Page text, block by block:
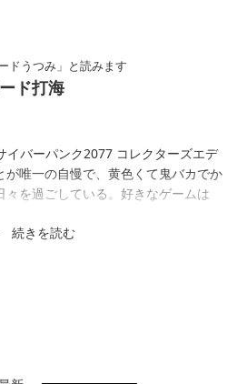
ドうつみ」と読みます
ド打海
バーパンク2077 コレクターズエデ
が唯一の自慢で、黄色くて鬼バカでか
を過ごしている。好きなゲームは
続きを読む